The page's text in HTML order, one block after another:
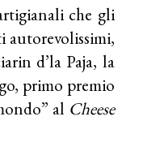
che gli
autorevolissimi,
d’la Paja, la
primo premio
al Cheese